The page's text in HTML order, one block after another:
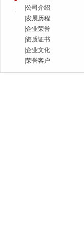
公司介绍
发展历程
企业荣誉
资质证书
企业文化
荣誉客户